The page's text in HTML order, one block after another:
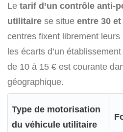
Le tarif d’un contrôle anti-
utilitaire se situe entre 30 et
centres fixent librement
les écarts d’un
de 10 à 15 € est courante
géographique.
Type de motorisation
du véhicule utilitaire